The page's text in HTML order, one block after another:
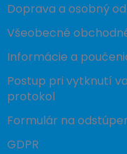
Doprava a osobný
Všeobecné
Informácie a
Postup pri vytknutí
protokol
Formulár na
GDPR